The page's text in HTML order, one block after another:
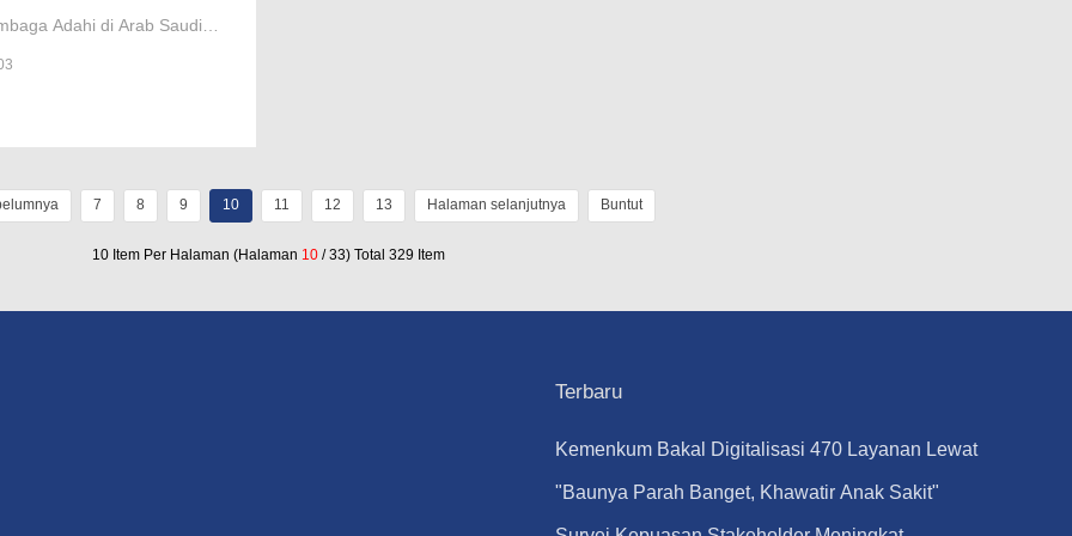
7 MenitAdahi di Arab Saudi
dari praktik
7 8 9 10 11 12 13 Halaman selanjutnya Buntut
10 Item Per Halaman (Halaman 10/ 33) Total 329 Item
Terbaru
Kemenkum Bakal Digitalisasi 470 Layanan Lewat
1 Aplikasi Super Mulai September
"Baunya Parah Banget, Khawatir Anak Sakit"